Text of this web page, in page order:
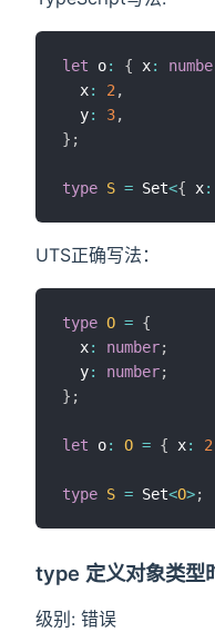
let o: { x:
  x
: 2 ,
  y
: 3,
} ;
type S = Set<{ x:
UTS正确写法：
type O = {
  x
: number;
  y
: number;
} ;
let o: O = { x: 2
type S = Set<O>;
type 定义对象类型
级别: 错误